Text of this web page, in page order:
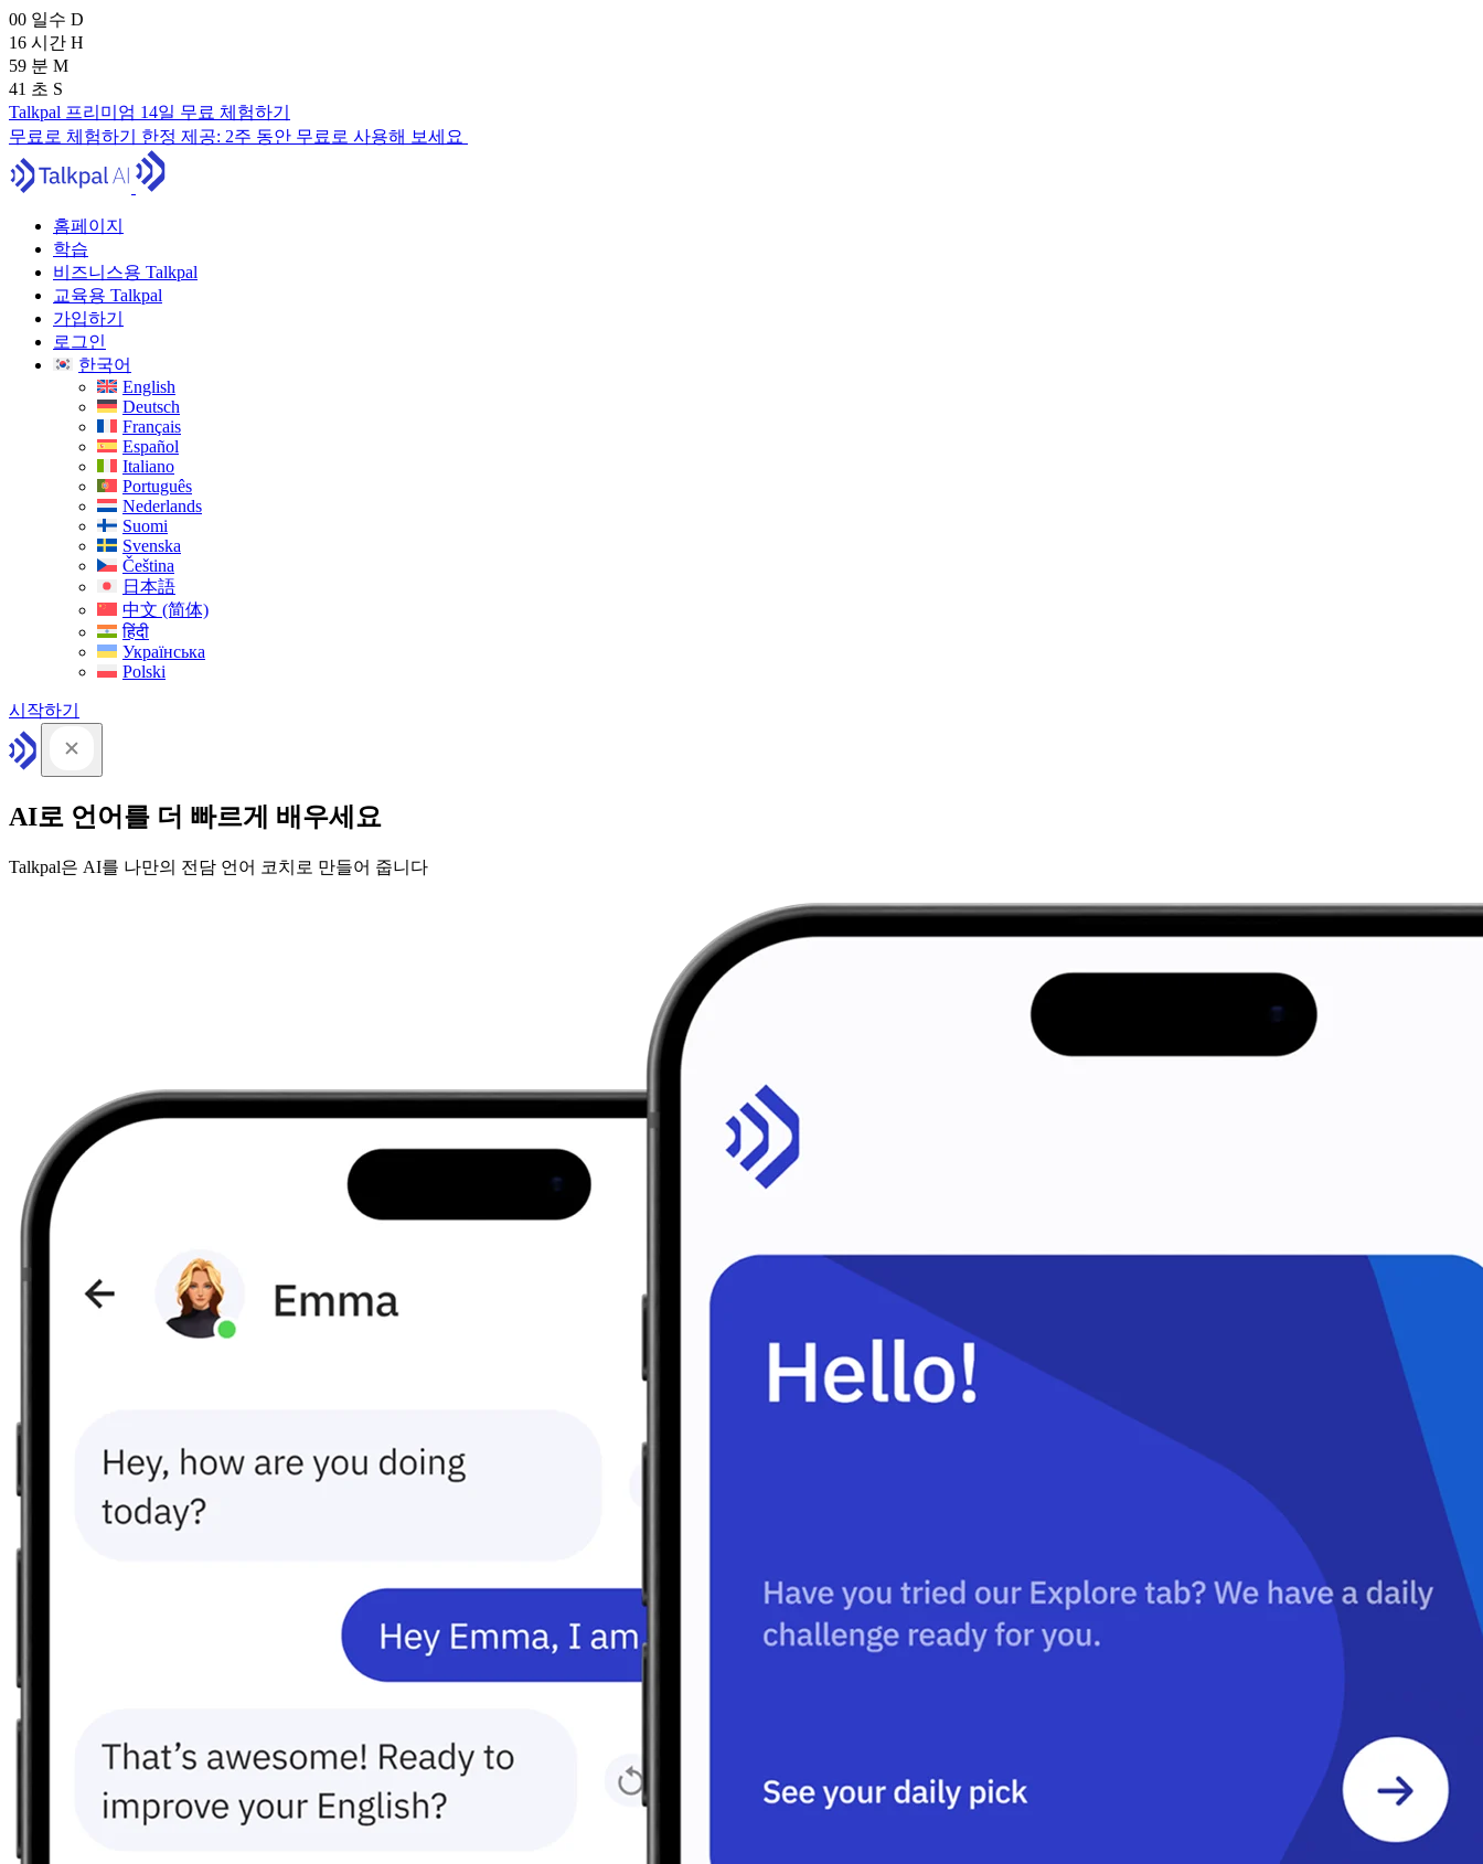
00 일수 D
16 시간 H
59 분 M
39 초 S
Talkpal 프리미엄 14일 무료 체험하기
무료로 체험하기 한정 제공: 2주 동안 무료로 사용해 보세요
홈페이지
학습
비즈니스용 Talkpal
교육용 Talkpal
가입하기
로그인
한국어
English
Deutsch
Français
Español
Italiano
Português
Nederlands
Suomi
Svenska
Čeština
日本語
中文 (简体)
हिंदी
Українська
Polski
시작하기
AI로 언어를 더 빠르게 배우세요
Talkpal은 AI를 나만의 전담 언어 코치로 만들어 줍니다